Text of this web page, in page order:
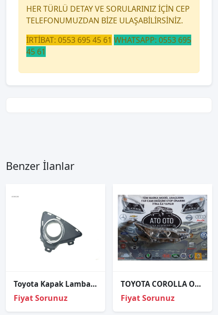
HER TÜRLÜ DETAY VE SORULARINIZ İÇİN CEP
TELEFONUMUZDAN BİZE ULAŞABİLİRSİNİZ.
İRTİBAT: 0553 695 45 61 WHATSAPP: 0553 695
45 61
Benzer İlanlar
Toyota Kapak Lamba Sis Auris 12-14 Sağ (Sisli)
Fiyat Sorunuz
TOYOTA COROLLA ORJİNAL ÇIKMA SOL FAR
Fiyat Sorunuz